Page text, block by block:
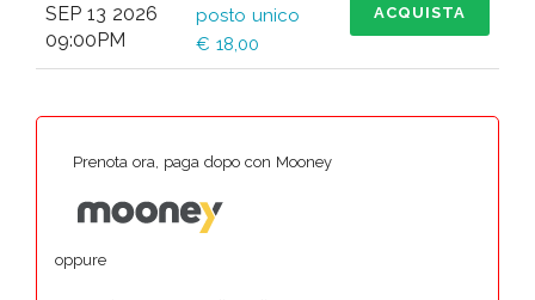
SEP 13 2026
09:00PM
posto unico
€ 18,00
ACQUISTA
Prenota ora, paga dopo con Mooney
oppure